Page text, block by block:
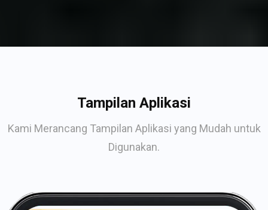
Tampilan Aplikasi
Kami Merancang Tampilan Aplikasi yang Mudah untuk
Digunakan.